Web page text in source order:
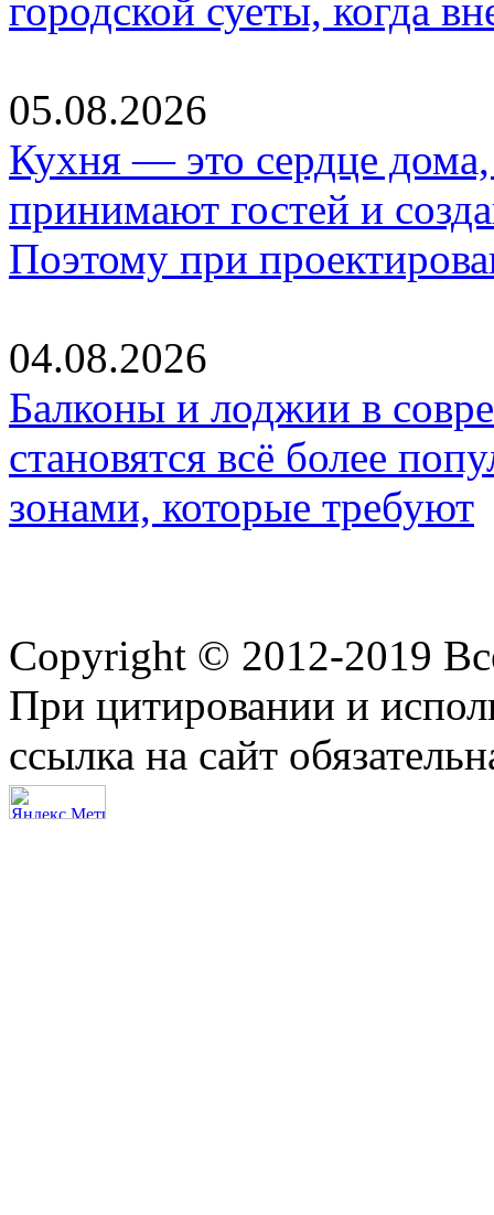
городской суеты, когда
05.08.2026
Кухня — это сердце дома,
принимают гостей и
Поэтому при
04.08.2026
Балконы и лоджии в
становятся всё более
зонами, которые требуют
Copyright © 2012-2019
При цитировании и
ссылка на сайт